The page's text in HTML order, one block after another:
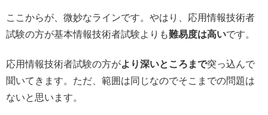
ここからが、微妙なラインです。やはり、応用情報技術者
試験の方が基本情報技術者試験よりも難易度は高いです。
応用情報技術者試験の方がより深いところまで突っ込んで
聞いてきます。ただ、範囲は同じなのでそこまでの問題は
ないと思います。